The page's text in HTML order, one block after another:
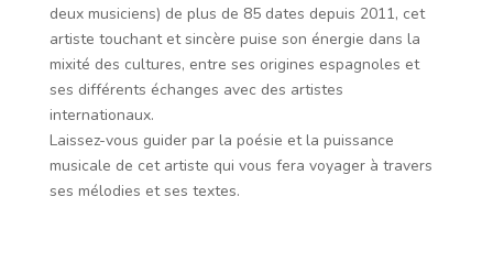
deux musiciens) de plus de 85 dates depuis 2011, cet
artiste touchant et sincère puise son énergie dans la
mixité des cultures, entre ses origines espagnoles et
ses différents échanges avec des artistes
internationaux.
Laissez-vous guider par la poésie et la puissance
musicale de cet artiste qui vous fera voyager à travers
ses mélodies et ses textes.